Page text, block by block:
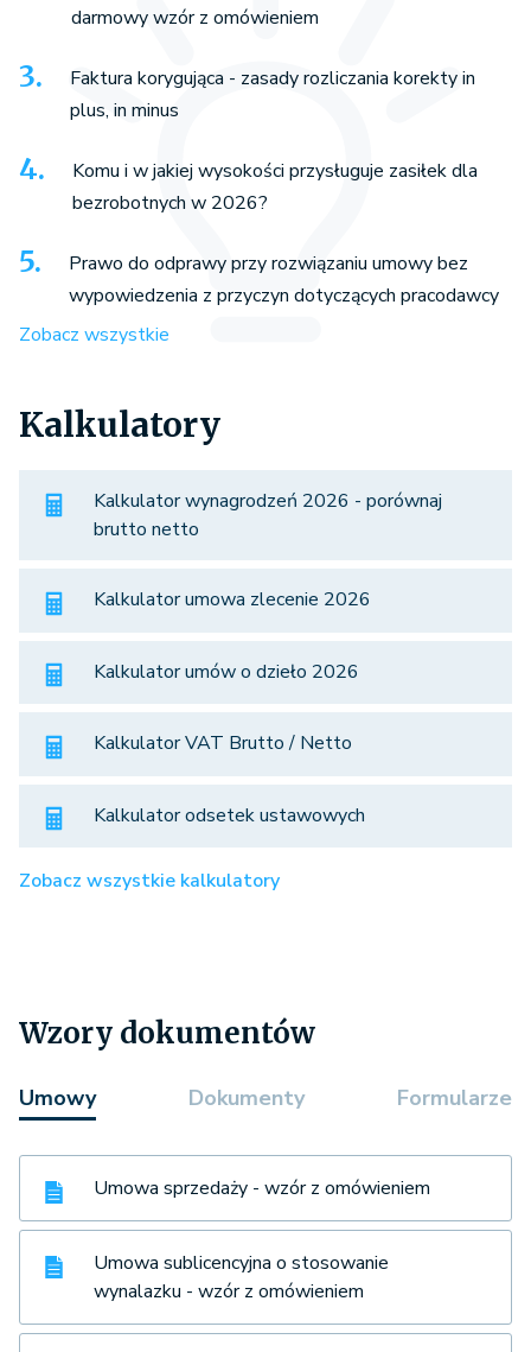
darmowy wzór z omówieniem
Faktura korygująca - zasady rozliczania korekty in
plus, in minus
Komu i w jakiej wysokości przysługuje zasiłek dla
bezrobotnych w 2026?
Prawo do odprawy przy rozwiązaniu umowy bez
wypowiedzenia z przyczyn dotyczących pracodawcy
Zobacz wszystkie
Kalkulatory
Kalkulator wynagrodzeń 2026 - porównaj
brutto netto
Kalkulator umowa zlecenie 2026
Kalkulator umów o dzieło 2026
Kalkulator VAT Brutto / Netto
Kalkulator odsetek ustawowych
Zobacz wszystkie kalkulatory
Wzory dokumentów
Umowy Dokumenty Formularze
Umowa sprzedaży - wzór z omówieniem
Umowa sublicencyjna o stosowanie
wynalazku - wzór z omówieniem